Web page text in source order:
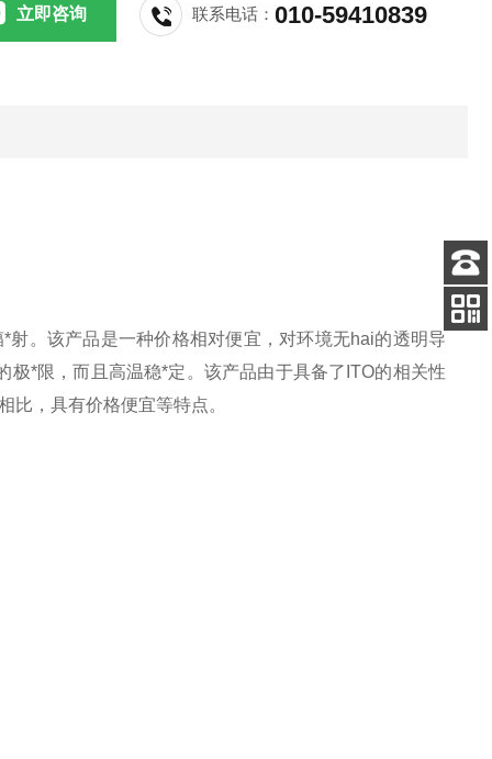
材料，可以耐受1975℃的高温，导电性用蒸镀法沉积可达到
的极*限，而且高温稳
立即咨询 联系电话：010-59410839
。该产品是一种价格相对便宜，对环境无hai的透明导
*限，而且高温稳*定。该产品由于具备了ITO的相关性
比，具有价格便宜等特点。
客服
电话